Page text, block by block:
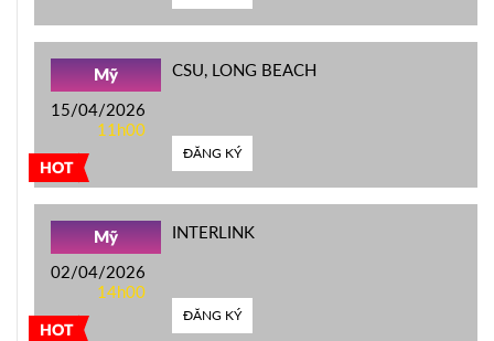
HOT
Mỹ
15/04/2026
11h00
CSU, LONG BEACH
ĐĂNG KÝ
HOT
Mỹ
02/04/2026
14h00
INTERLINK
ĐĂNG KÝ